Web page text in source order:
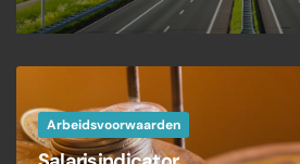
Arbeidsvoorwaarden